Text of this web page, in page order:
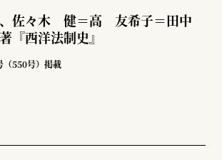
、佐々木 健＝高 友希子＝田中
『西洋法制史』
（550号）掲載